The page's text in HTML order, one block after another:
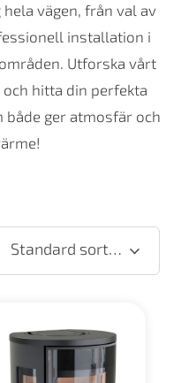
vägen, från val av
installation i
Utforska vårt
hitta din perfekta
både ger atmosfär och
Standard sortering